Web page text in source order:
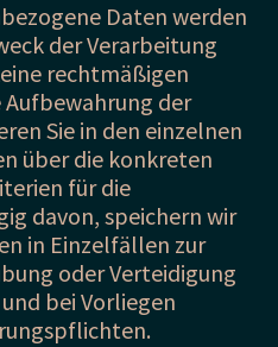
Daten werden
der Verarbeitung
rechtmäßigen
Aufbewahrung der
Sie in den einzelnen
über die konkreten
für die
davon, speichern wir
in Einzelfällen zur
oder Verteidigung
bei Vorliegen